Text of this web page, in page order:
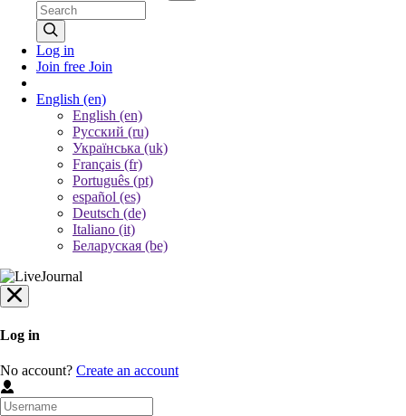
Log in
Join free Join
English (en)
English (en)
Русский (ru)
Українська (uk)
Français (fr)
Português (pt)
español (es)
Deutsch (de)
Italiano (it)
Беларуская (be)
Log in
No account? Create an account